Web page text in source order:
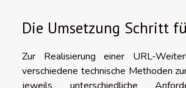
Die Umsetzung Schritt
Zur Realisierung einer URL-
verschiedene technische Methoden
jeweils unterschiedliche